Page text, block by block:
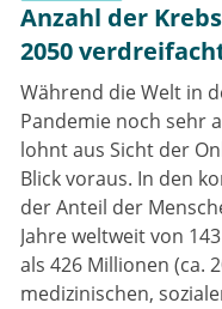
Anzahl der
2050
Während die Welt in
Pandemie noch sehr
lohnt aus Sicht der
Blick voraus. In den
der Anteil der
Jahre weltweit von
als 426 Millionen (ca.
medizinischen,